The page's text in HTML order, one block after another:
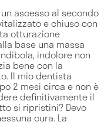
ascesso al secondo
e chiuso con
otturazione
base una massa
indolore non
bene con la
Il mio dentista
2 mesi circa e non è
definitivamente il
si ripristini? Devo
cura. La